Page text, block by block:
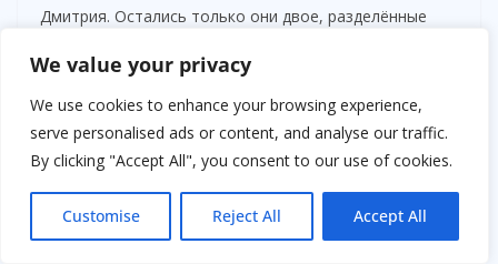
We value your privacy
We use cookies to enhance your browsing experience,
serve personalised ads or content, and analyse our traffic.
By clicking "Accept All", you consent to our use of cookies.
Customise Reject All Accept All
Дмитрия. Остались только они двое, разделённые
Её губы едва заметно дрогнули.
— Ты… не должен был приходить, — произнесла она
тихо, на чистом русском, но с непривычной
интонацией.